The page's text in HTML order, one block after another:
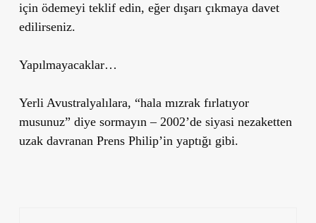
için ödemeyi teklif edin, eğer dışarı çıkmaya davet
edilirseniz.
Yapılmayacaklar…
Yerli Avustralyalılara, “hala mızrak fırlatıyor
musunuz” diye sormayın – 2002’de siyasi nezaketten
uzak davranan Prens Philip’in yaptığı gibi.